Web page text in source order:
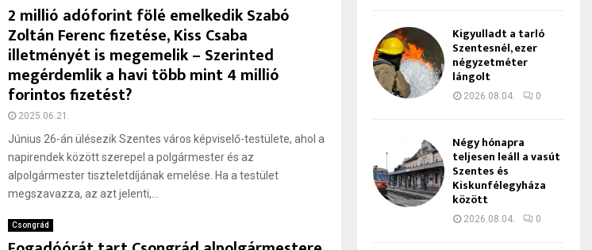
2 millió adóforint fölé emelkedik Szabó
Zoltán Ferenc fizetése, Kiss Csaba
illetményét is megemelik – Szerinted
megérdemlik a havi több mint 4 millió
forintos fizetést?
2025.06.21.
Június 26-án ülésezik Szentes város képviselő-testülete, ahol a
napirendek között szerepel a polgármester és az
alpolgármester tiszteletdíjának emelése. Ha a testület
megszavazza, az azt jelenti,...
Csongrád
Kigyulladt a tarló
Szentesnél, ezer
négyzetméter
lángolt
2026.08.04. 0
Négy hónapra
teljesen leáll a vasút
Szentes és
Kiskunfélegyháza
között
2026.08.04. 0